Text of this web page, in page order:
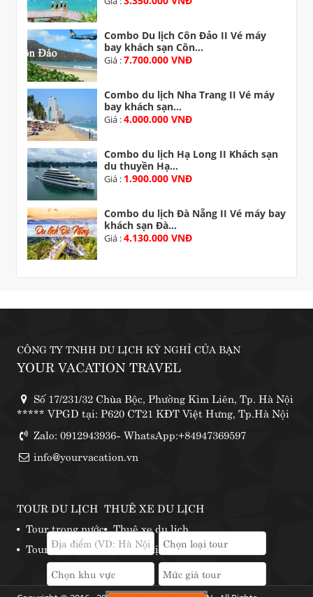
Combo Du lịch Côn Đảo II Vé máy
bay khách sạn Côn...
Giá :7.700.000 VNĐ
Combo du lịch Nha Trang II Vé máy
bay khách sạn...
Giá :4.000.000 VNĐ
Combo du lịch Hạ Long II Khách sạn
du thuyền Hạ...
Giá : 1.900.000 VNĐ
Combo du lịch Đà Nẵng II Vé máy bay
khách sạn Đà...
Giá :4.130.000 VNĐ
CÔNG TY TNHH DU LỊCH KỲ NGHỈ CỦA BẠN
YOUR VACATION TRAVEL
Số 17/231/32 Chùa Bộc, Phường Kim Liên, Tp. Hà Nội
***** VPGD tại: P620 CT21 KĐT Việt Hưng, Tp.Hà Nội
Zalo: 0912943936- WhatsApp:+84947369597
info@yourvacation.vn
TOUR DU LỊCH
Tour trong nước
Tour nước ngoài
THUÊ XE DU LỊCH
Thuê xe du lịch
Những địa điểm thuê xe phượt